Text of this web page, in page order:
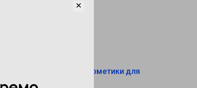
Користь ментальної арифметики для
загальної успішності
✕